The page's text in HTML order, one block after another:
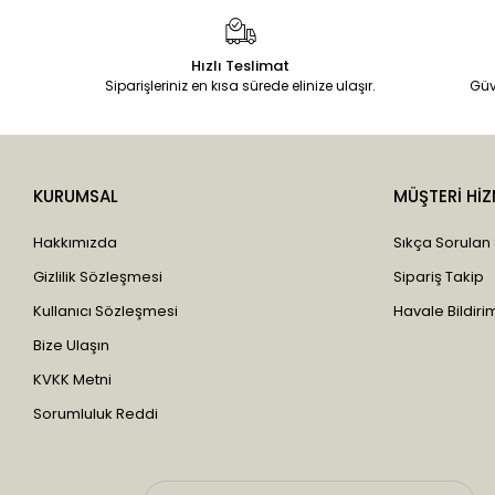
Cemilefendi
Clara Kontes
Cream
Dabur
Deep Sea
DermaDerm
Hızlı Teslimat
Siparişleriniz en kısa sürede elinize ulaşır.
KURUMSAL
Hakkımızda
Gizlilik Sözleşmesi
Kullanıcı Sözleşmesi
Bize Ulaşın
KVKK Metni
Sorumluluk Reddi
MÜŞTERİ
Sıkça
Sipariş Takip
Havale